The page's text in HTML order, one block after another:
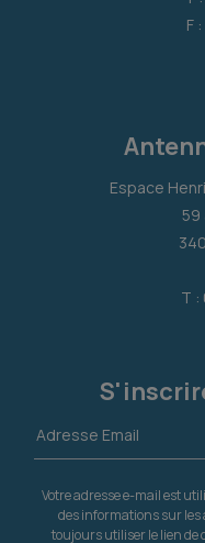
F
Espace
59
T :
Votre adresse e-mail est
des informations sur les
toujours utiliser le lien